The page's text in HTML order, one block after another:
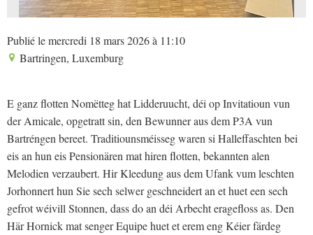
Publié le mercredi 18 mars 2026 à 11:10
Bartringen, Luxemburg
E ganz flotten Nomëtteg hat Lidderuucht, déi op Invitatioun vun
der Amicale, opgetratt sin, den Bewunner aus dem P3A vun
Bartréngen bereet. Traditiounsméisseg waren si Halleffaschten bei
eis an hun eis Pensionären mat hiren flotten, bekannten alen
Melodien verzaubert. Hir Kleedung aus dem Ufank vum leschten
Jorhonnert hun Sie sech selwer geschneidert an et huet een sech
gefrot wéivill Stonnen, dass do an déi Arbecht eragefloss as. Den
Här Hornick mat senger Equipe huet et erem eng Kéier färdeg